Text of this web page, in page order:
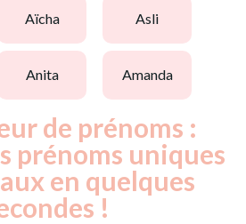
aïcha asli
anita amanda
de prénoms :
prénoms uniques
en quelques
!